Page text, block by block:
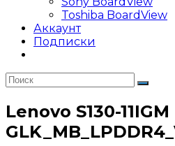
Toshiba BoardView
Аккаунт
Подписки
Lenovo S130-11IGM